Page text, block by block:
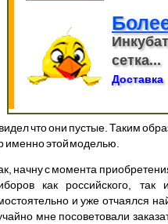
сетка...
Доставка
что они пустые. Таким
именно этой моделью.
начну с момента
как российского, так
и уже отчаялся
мне посоветовали